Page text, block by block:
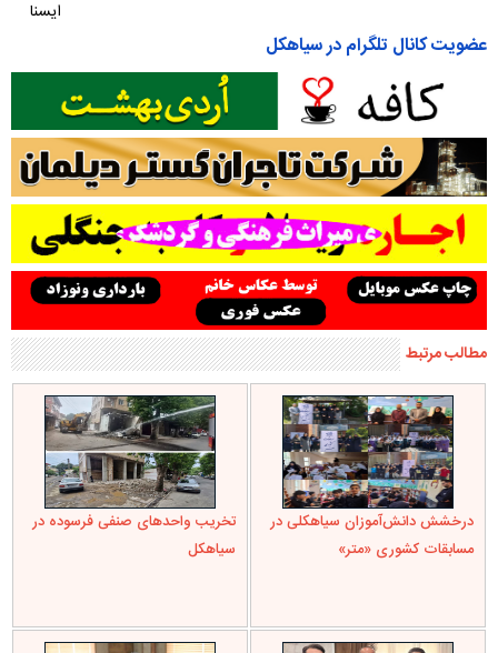
ایسنا
عضویت کانال تلگرام در سیاهکل
مطالب مرتبط
درخشش دانش‌آموزان سیاهکلی در
مسابقات کشوری «متر»
تخریب واحدهای صنفی فرسوده در
سیاهکل